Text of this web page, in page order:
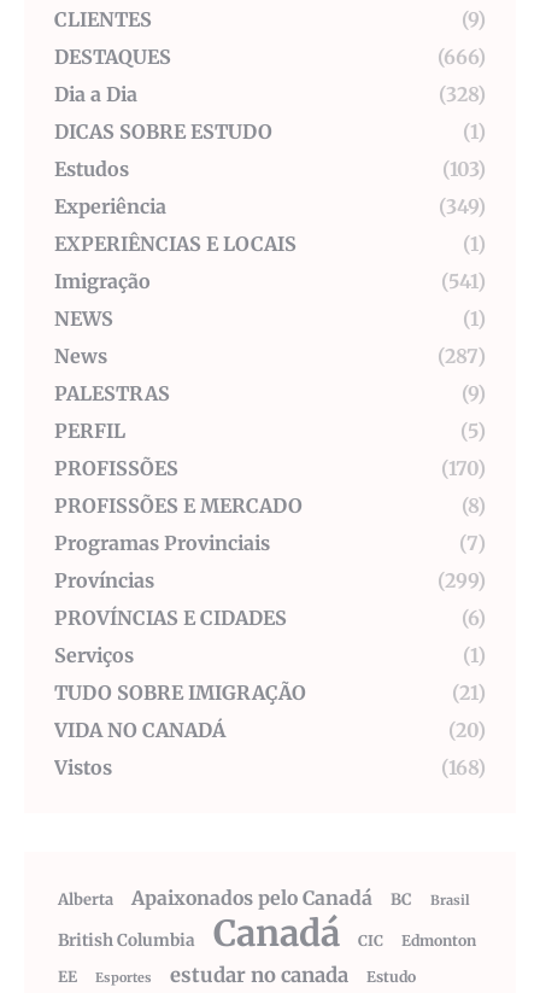
CLIENTES
(9)
DESTAQUES
(666)
Dia a Dia
(328)
DICAS SOBRE ESTUDO
(1)
Estudos
(103)
Experiência
(349)
EXPERIÊNCIAS E LOCAIS
(1)
Imigração
(541)
NEWS
(1)
News
(287)
PALESTRAS
(9)
PERFIL
(5)
PROFISSÕES
(170)
PROFISSÕES E MERCADO
(8)
Programas Provinciais
(7)
Províncias
(299)
PROVÍNCIAS E CIDADES
(6)
Serviços
(1)
TUDO SOBRE IMIGRAÇÃO
(21)
VIDA NO CANADÁ
(20)
Vistos
(168)
Alberta Apaixonados pelo Canadá BC Brasil
British Columbia Canadá CIC
Edmonton
EE
Esportes estudar no canada Estudo